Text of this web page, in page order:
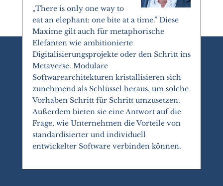
„There is only one way to
eat an elephant: one bite at a time.” Diese
Maxime gilt auch für metaphorische
Elefanten wie ambitionierte
Digitalisierungsprojekte oder den Schritt ins
Metaverse. Modulare
Softwarearchitekturen kristallisieren sich
zunehmend als Schlüssel heraus, um solche
Vorhaben Schritt für Schritt umzusetzen.
Außerdem bieten sie eine Antwort auf die
Frage, wie Unternehmen die Vorteile von
standardisierter und individuell
entwickelter Software verbinden können.